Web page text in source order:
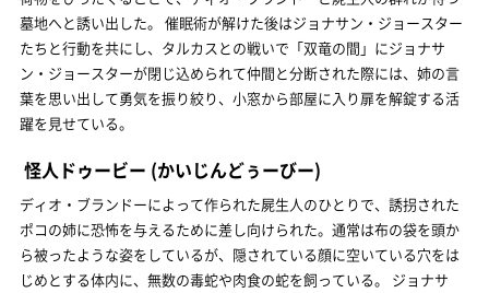
墓地へと誘い出した。 催眠術が解けた後はジョナサン・ジョースター
たちと行動を共にし、タルカスとの戦いで「双竜の間」にジョナサ
ン・ジョースターが閉じ込められて仲間と分断された際には、姉の言
葉を思い出して勇気を振り絞り、小窓から部屋に入り扉を解錠する活
躍を見せている。
怪人ドゥービー (かいじんどぅーびー)
ディオ・ブランドーによって作られた屍生人のひとりで、誘拐された
ポコの姉に恐怖を与えるために差し向けられた。通常は布の袋を頭か
ら被ったような姿をしているが、隠されている顔に空いている穴をは
じめとする体内に、無数の毒蛇や肉食の蛇を飼っている。 ジョナサ